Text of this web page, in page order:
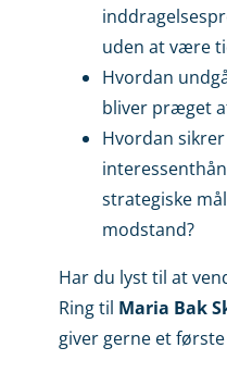
uden at være
Hvordan
bliver præget
Hvordan
strategiske
modstand?
Har du lyst til at
Ring til Maria Bak
giver gerne et